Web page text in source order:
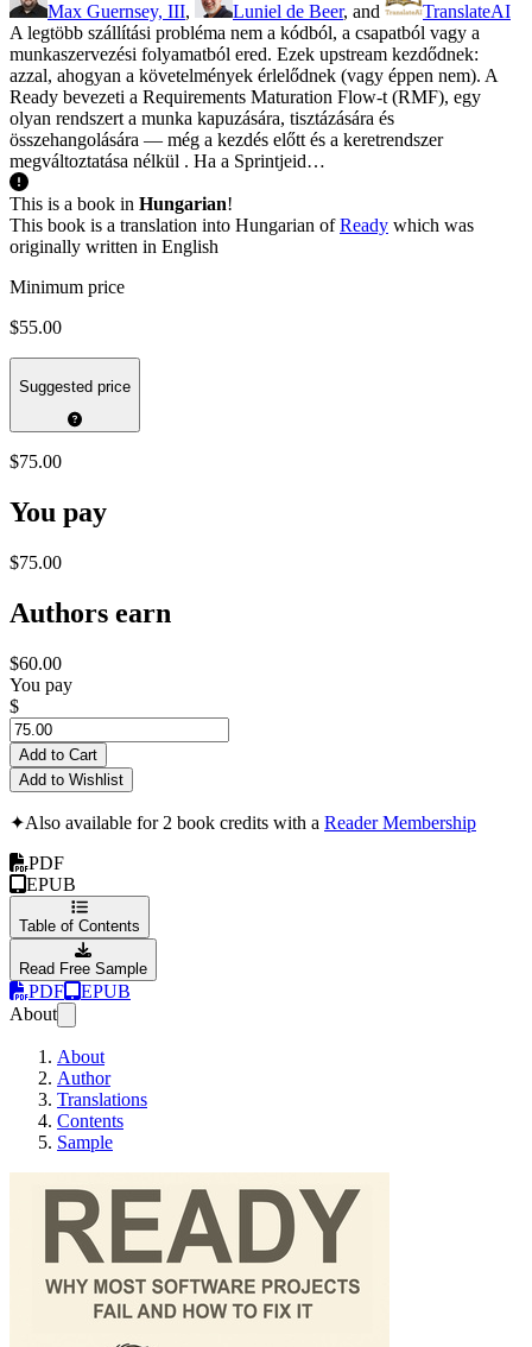
Max Guernsey, III, Luniel de Beer, and
TranslateAI
A legtöbb szállítási probléma nem a kódból, a csapatból vagy a
munkaszervezési folyamatból ered. Ezek upstream kezdődnek:
azzal, ahogyan a követelmények érlelődnek (vagy éppen nem). A
Ready bevezeti a Requirements Maturation Flow-t (RMF), egy
olyan rendszert a munka kapuzására, tisztázására és
összehangolására — még a kezdés előtt és a keretrendszer
megváltoztatása nélkül . Ha a Sprintjeid…
This is a book in Hungarian!
This book is a translation into Hungarian ofReady which was
originally written in English
Minimum price
$55.00
Suggested price
$75.00
You pay
$75.00
Authors earn
$60.00
You pay
$
Add to Cart
Add to Wishlist
✦Also available for 2 book credits with a Reader Membership
PDF
EPUB
Table of Contents
Read Free Sample
PDF
EPUB
About
About
Author
Translations
Contents
Sample